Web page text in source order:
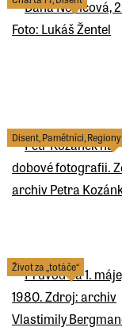
Disent,Pamětníci,Regiony
Život za „totáče“